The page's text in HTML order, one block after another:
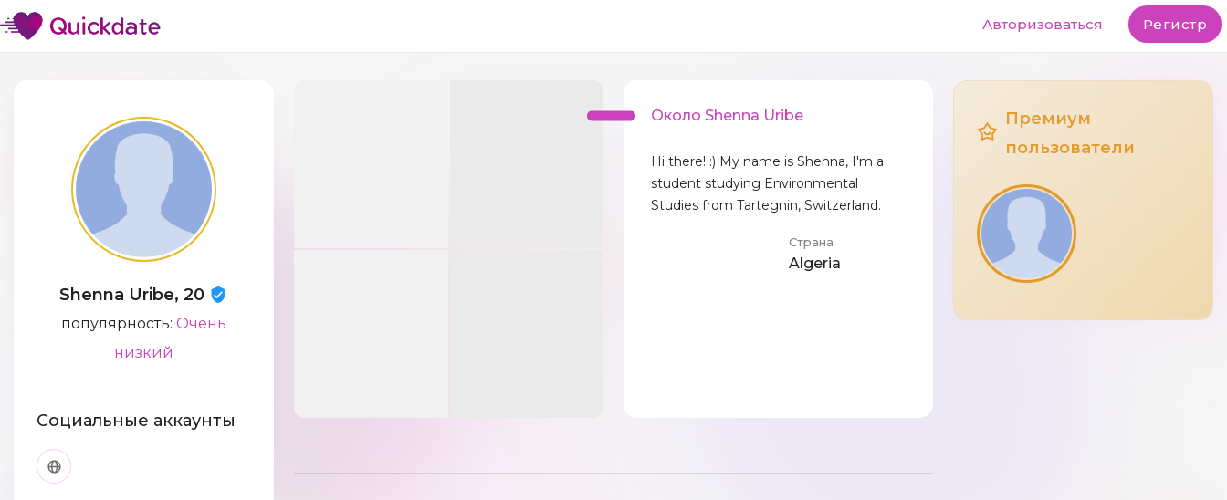
Авторизоваться Регистр
Shenna Uribe, 20
популярность: Очень
низкий
Социальные аккаунты
Около Shenna Uribe
Hi there! :) My name is Shenna, I'm a
student studying Environmental
Studies from Tartegnin, Switzerland.
Страна
Algeria
Премиум
пользователи